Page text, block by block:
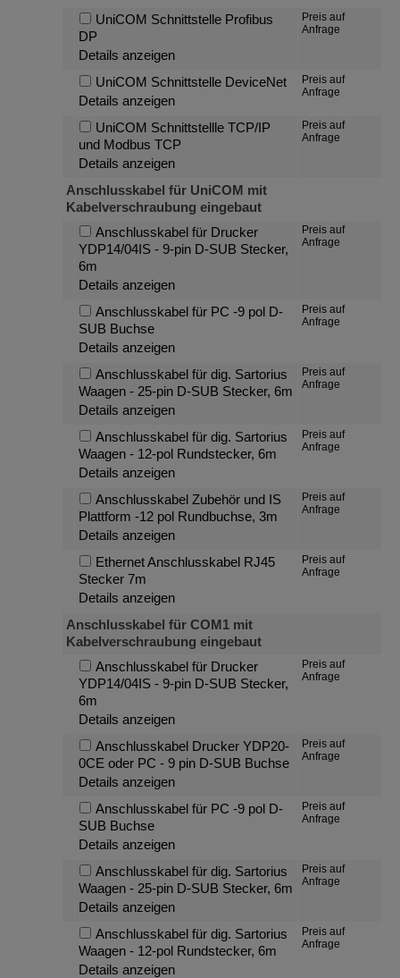
UniCOM Schnittstelle Profibus
DP
Details anzeigen
Preis auf
Anfrage
UniCOM Schnittstelle DeviceNet
Details anzeigen
Preis auf
Anfrage
UniCOM Schnittstellle TCP/IP
und Modbus TCP
Details anzeigen
Preis auf
Anfrage
Anschlusskabel für UniCOM mit
Kabelverschraubung eingebaut
Anschlusskabel für Drucker
YDP14/04IS - 9-pin D-SUB Stecker,
6m
Details anzeigen
Preis auf
Anfrage
Anschlusskabel für PC -9 pol D-
SUB Buchse
Details anzeigen
Preis auf
Anfrage
Anschlusskabel für dig. Sartorius
Waagen - 25-pin D-SUB Stecker, 6m
Details anzeigen
Preis auf
Anfrage
Anschlusskabel für dig. Sartorius
Waagen - 12-pol Rundstecker, 6m
Details anzeigen
Preis auf
Anfrage
Anschlusskabel Zubehör und IS
Plattform -12 pol Rundbuchse, 3m
Details anzeigen
Preis auf
Anfrage
Ethernet Anschlusskabel RJ45
Stecker 7m
Details anzeigen
Preis auf
Anfrage
Anschlusskabel für COM1 mit
Kabelverschraubung eingebaut
Anschlusskabel für Drucker
YDP14/04IS - 9-pin D-SUB Stecker,
6m
Details anzeigen
Preis auf
Anfrage
Anschlusskabel Drucker YDP20-
0CE oder PC - 9 pin D-SUB Buchse
Details anzeigen
Preis auf
Anfrage
Anschlusskabel für PC -9 pol D-
SUB Buchse
Details anzeigen
Preis auf
Anfrage
Anschlusskabel für dig. Sartorius
Waagen - 25-pin D-SUB Stecker, 6m
Details anzeigen
Preis auf
Anfrage
Anschlusskabel für dig. Sartorius
Waagen - 12-pol Rundstecker, 6m
Details anzeigen
Preis auf
Anfrage